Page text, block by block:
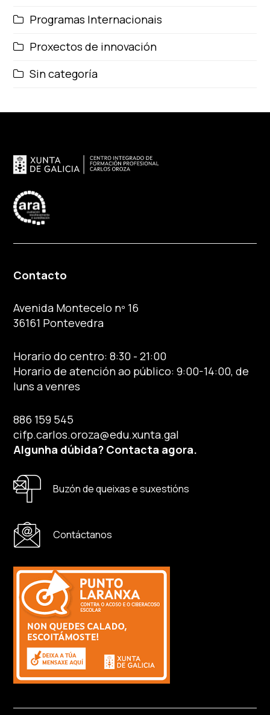
Programas Internacionais
Proxectos de innovación
Sin categoría
Contacto
Avenida Montecelo nº 16
36161 Pontevedra
Horario do centro: 8:30 - 21:00
Horario de atención ao público: 9:00-14:00, de
luns a venres
886 159 545
cifp.carlos.oroza@edu.xunta.gal
Algunha dúbida? Contacta agora.
Buzón de queixas e suxestións
Contáctanos